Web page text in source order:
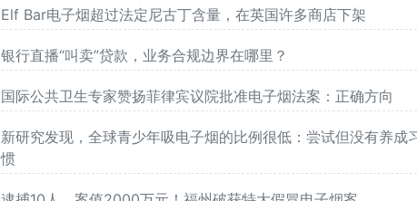
Elf Bar电子烟超过法定尼古丁含量，在英国许多商店下架
银行直播“叫卖”贷款，业务合规边界在哪里？
国际公共卫生专家赞扬菲律宾议院批准电子烟法案：正确方向
新研究发现，全球青少年吸电子烟的比例很低：尝试但没有养成
惯